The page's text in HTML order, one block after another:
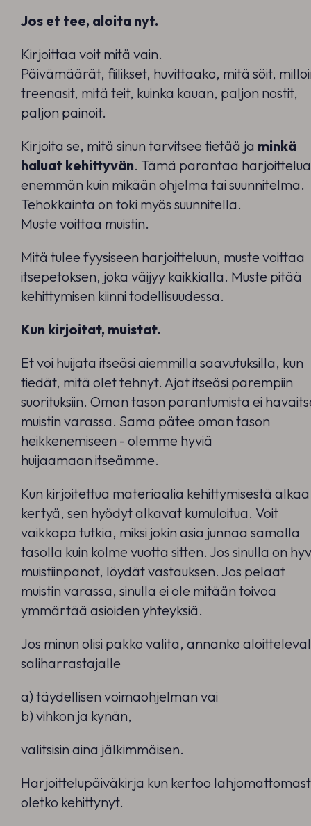
Jos et tee, aloita nyt.
Kirjoittaa voit mitä vain.
Päivämäärät, fiilikset, huvittaako, mitä söit,
treenasit, mitä teit, kuinka kauan, paljon nostit,
paljon painoit.
Kirjoita se, mitä sinun tarvitsee tietää ja minkä
haluat kehittyvän. Tämä parantaa
enemmän kuin mikään ohjelma tai suunnitelma.
Tehokkainta on toki myös suunnitella.
Muste voittaa muistin.
Mitä tulee fyysiseen harjoitteluun, muste voittaa
itsepetoksen, joka väijyy kaikkialla. Muste pitää
kehittymisen kiinni todellisuudessa.
Kun kirjoitat, muistat.
Et voi huijata itseäsi aiemmilla saavutuksilla, kun
tiedät, mitä olet tehnyt. Ajat itseäsi parempiin
suorituksiin. Oman tason parantumista ei
muistin varassa. Sama pätee oman tason
heikkenemiseen - olemme hyviä
huijaamaan itseämme.
Kun kirjoitettua materiaalia kehittymisestä alkaa
kertyä, sen hyödyt alkavat kumuloitua. Voit
vaikkapa tutkia, miksi jokin asia junnaa samalla
tasolla kuin kolme vuotta sitten. Jos sinulla on
muistiinpanot, löydät vastauksen. Jos pelaat
muistin varassa, sinulla ei ole mitään toivoa
ymmärtää asioiden yhteyksiä.
Jos minun olisi pakko valita, annanko
saliharrastajalle
a) täydellisen voimaohjelman vai
b) vihkon ja kynän,
valitsisin aina jälkimmäisen.
Harjoittelupäiväkirja kun kertoo
oletko kehittynyt.